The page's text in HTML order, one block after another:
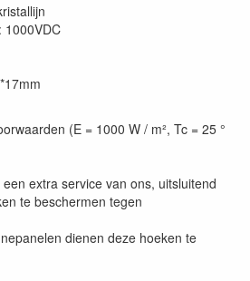
1000VDC
(E = 1000 W / m², Tc = 25 °
extra service van ons, uitsluitend
te beschermen tegen
dienen deze hoeken te